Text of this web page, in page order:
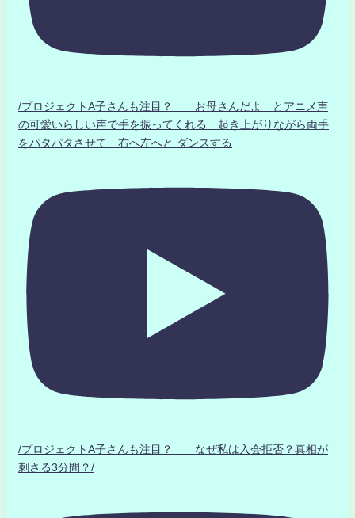
/プロジェクトA子さんも注目？ お母さんだよ とアニメ声
の可愛いらしい声で手を振ってくれる 起き上がりながら両手
をパタパタさせて 右へ左へと ダンスする
/プロジェクトA子さんも注目？ なぜ私は入会拒否？真相が
刺さる3分間？/